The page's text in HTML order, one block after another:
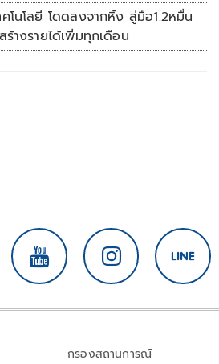
โนโลยี โดดลงจากหิ้ง สู่มือ1.2หมื่น
ร้างรายได้เพิ่มทุกเดือน
กรองสถานการณ์